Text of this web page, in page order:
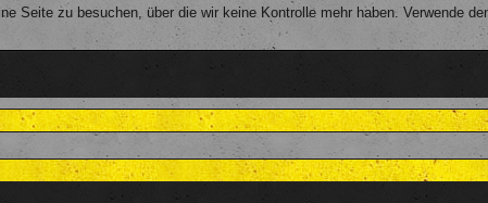
Seite zu besuchen, über die wir keine Kontrolle mehr haben. Verwende